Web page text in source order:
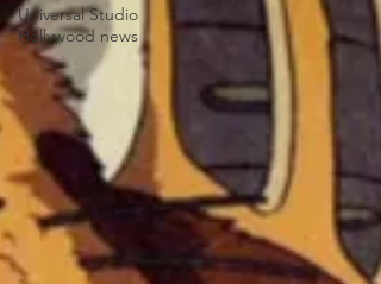
Universal Studio
Hollywood news